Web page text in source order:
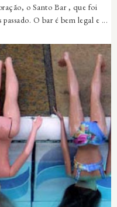
o Santo Bar , que foi
O bar é bem legal e ...